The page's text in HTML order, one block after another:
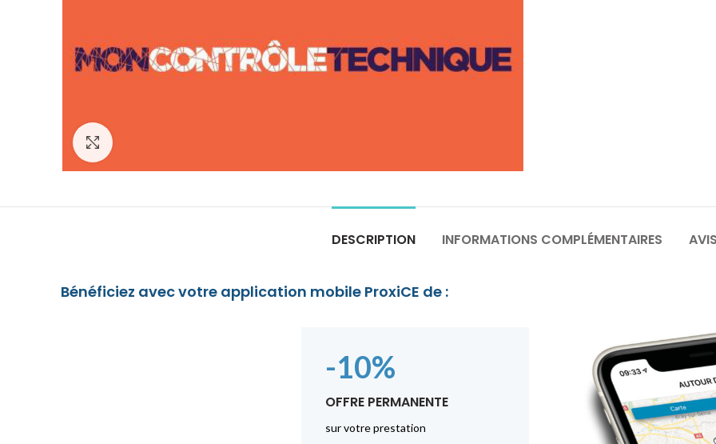
DESCRIPTION INFORMATIONS COMPLÉMENTAIRES
Bénéficiez avec votre application mobile ProxiCE de :
-10%
OFFRE PERMANENTE
sur votre prestation